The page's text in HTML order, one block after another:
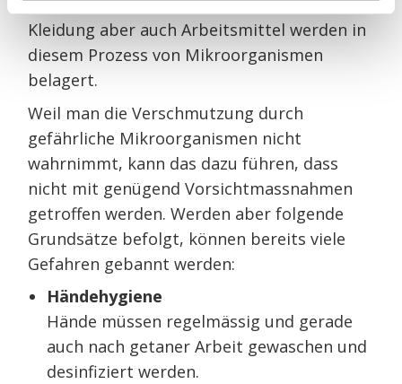
Umgang mit Schmutzwäsche. Denn Hände,
Kleidung aber auch Arbeitsmittel werden in
diesem Prozess von Mikroorganismen
belagert.
Weil man die Verschmutzung durch
gefährliche Mikroorganismen nicht
wahrnimmt, kann das dazu führen, dass
nicht mit genügend Vorsichtmassnahmen
getroffen werden. Werden aber folgende
Grundsätze befolgt, können bereits viele
Gefahren gebannt werden:
Händehygiene
Hände müssen regelmässig und gerade
auch nach getaner Arbeit gewaschen und
desinfiziert werden.